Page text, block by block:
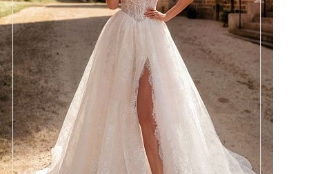
Размеры
42, 44, 46, 48, 50, 52, 54, 56,
Цвет
Айвори
Силуэт
Пышный
Кружево
Жемчуг
Юбка
Европейка без еврофатина +
кружево (4,5м) + хорс + разрез